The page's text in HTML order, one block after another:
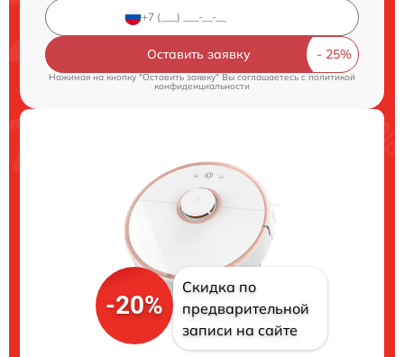
Оставить заявку
Нажимая на кнопку "Оставить заявку" Вы соглашаетесь cполитикой
конфиденциальности
-20%
Скидка по
предварительной
записи на сайте